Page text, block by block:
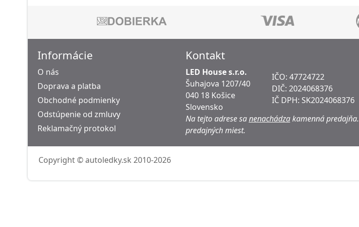
Informácie
O nás
Doprava a platba
Obchodné podmienky
Odstúpenie od zmluvy
Reklamačný protokol
Kontakt
LED House s.r.o.
Šuhajova 1207/40
040 18 Košice
Slovensko
IČO: 47724722
DIČ: 2024068376
IČ DPH: SK2024068376
Na tejto adrese sanenachádzakamenná predajňa.
predajných miest.
Copyright © autoledky.sk 2010-2026